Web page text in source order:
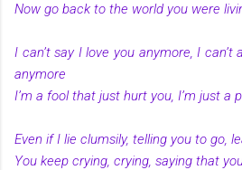
Now go back to the world you were
I can’t say I love you anymore, I
anymore
I’m a fool that just hurt you, I’m just a
Even if I lie clumsily, telling you to go,
You keep crying, crying, saying that